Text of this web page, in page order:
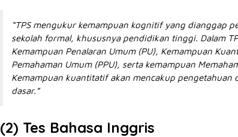
“TPS mengukur kemampuan kognitif yang dianggap
sekolah formal, khususnya pendidikan tinggi. Dalam
Kemampuan Penalaran Umum (PU), Kemampuan
Pemahaman Umum (PPU), serta kemampuan
Kemampuan kuantitatif akan mencakup pengetahuan
dasar.”
(2) Tes Bahasa Inggris